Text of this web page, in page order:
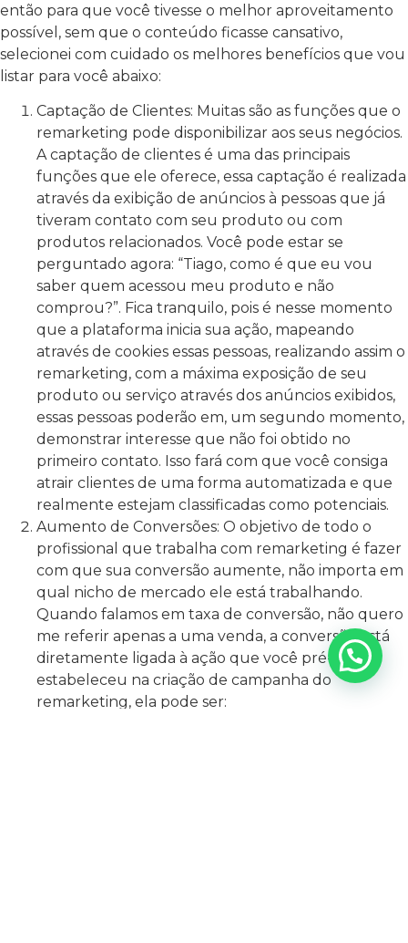
então para que você tivesse o melhor aproveitamento
possível, sem que o conteúdo ficasse cansativo,
selecionei com cuidado os melhores benefícios que vou
listar para você abaixo:
Captação de Clientes: Muitas são as funções que o
remarketing pode disponibilizar aos seus negócios.
A captação de clientes é uma das principais
funções que ele oferece, essa captação é realizada
através da exibição de anúncios à pessoas que já
tiveram contato com seu produto ou com
produtos relacionados. Você pode estar se
perguntado agora: “Tiago, como é que eu vou
saber quem acessou meu produto e não
comprou?”. Fica tranquilo, pois é nesse momento
que a plataforma inicia sua ação, mapeando
através de cookies essas pessoas, realizando assim o
remarketing, com a máxima exposição de seu
produto ou serviço através dos anúncios exibidos,
essas pessoas poderão em, um segundo momento,
demonstrar interesse que não foi obtido no
primeiro contato. Isso fará com que você consiga
atrair clientes de uma forma automatizada e que
realmente estejam classificadas como potenciais.
Aumento de Conversões: O objetivo de todo o
profissional que trabalha com remarketing é fazer
com que sua conversão aumente, não importa em
qual nicho de mercado ele está trabalhando.
Quando falamos em taxa de conversão, não quero
me referir apenas a uma venda, a conversão está
diretamente ligada à ação que você pré-
estabeleceu na criação de campanha do
remarketing, ela pode ser: